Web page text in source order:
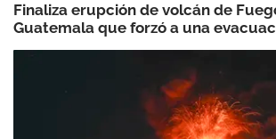
Finaliza erupción de volcán de
Guatemala que forzó a una